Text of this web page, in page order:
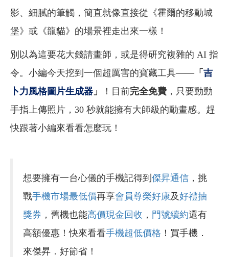
影、細膩的筆觸，簡直就像直接從《霍爾的移動城
堡》或《龍貓》的場景裡走出來一樣！
別以為這要花大錢請畫師，或是得研究複雜的 AI 指
令。小編今天挖到一個超厲害的寶藏工具—— 「 吉
卜力風格圖片生成器 」 ！目前完全免費 ，只要動動
手指上傳照片，30 秒就能擁有大師級的動畫感。趕
快跟著小編來看看怎麼玩！
想要擁有一台心儀的手機記得到 傑昇通信 ，挑
戰手機市場最低價再享會員尊榮好康及好禮抽
獎券 ，舊機也能高價現金回收 ， 門號續約還有
高額優惠！快來看看手機超低價格 ！買手機．
來傑昇．好節省！